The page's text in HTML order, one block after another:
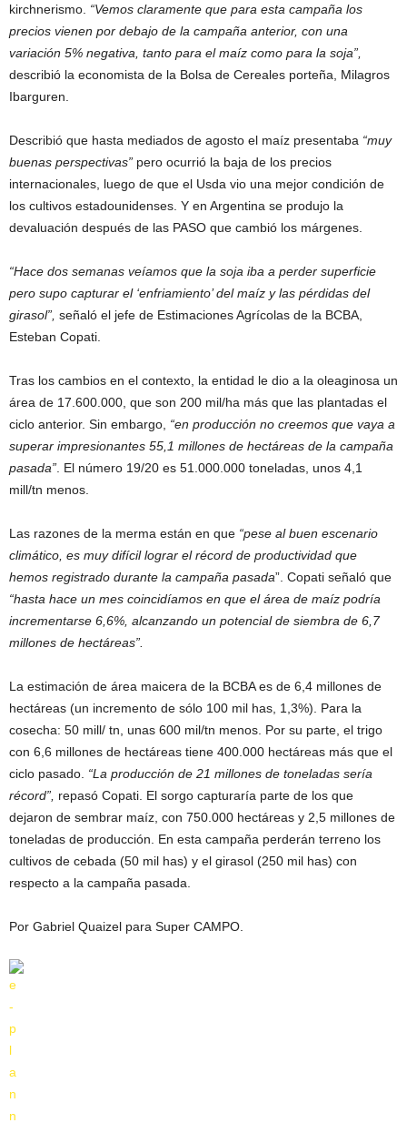
kirchnerismo. “Vemos claramente que para esta campaña los
precios vienen por debajo de la campaña anterior, con una
variación 5% negativa, tanto para el maíz como para la soja”,
describió la economista de la Bolsa de Cereales porteña, Milagros
Ibarguren.
Describió que hasta mediados de agosto el maíz presentaba “muy
buenas perspectivas” pero ocurrió la baja de los precios
internacionales, luego de que el Usda vio una mejor condición de
los cultivos estadounidenses. Y en Argentina se produjo la
devaluación después de las PASO que cambió los márgenes.
“Hace dos semanas veíamos que la soja iba a perder superficie
pero supo capturar el ‘enfriamiento’ del maíz y las pérdidas del
girasol”, señaló el jefe de Estimaciones Agrícolas de la BCBA,
Esteban Copati.
Tras los cambios en el contexto, la entidad le dio a la oleaginosa un
área de 17.600.000, que son 200 mil/ha más que las plantadas el
ciclo anterior. Sin embargo, “en producción no creemos que vaya a
superar impresionantes 55,1 millones de hectáreas de la campaña
pasada” . El número 19/20 es 51.000.000 toneladas, unos 4,1
mill/tn menos.
Las razones de la merma están en que “pese al buen escenario
climático, es muy difícil lograr el récord de productividad que
hemos registrado durante la campaña pasada”. Copati señaló que
“hasta hace un mes coincidíamos en que el área de maíz podría
incrementarse 6,6%, alcanzando un potencial de siembra de 6,7
millones de hectáreas”.
La estimación de área maicera de la BCBA es de 6,4 millones de
hectáreas (un incremento de sólo 100 mil has, 1,3%). Para la
cosecha: 50 mill/ tn, unas 600 mil/tn menos. Por su parte, el trigo
con 6,6 millones de hectáreas tiene 400.000 hectáreas más que el
ciclo pasado. “La producción de 21 millones de toneladas sería
récord”, repasó Copati. El sorgo capturaría parte de los que
dejaron de sembrar maíz, con 750.000 hectáreas y 2,5 millones de
toneladas de producción. En esta campaña perderán terreno los
cultivos de cebada (50 mil has) y el girasol (250 mil has) con
respecto a la campaña pasada.
Por Gabriel Quaizel para Super CAMPO.